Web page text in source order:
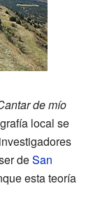
de mío
local se
deSan
esta teoría